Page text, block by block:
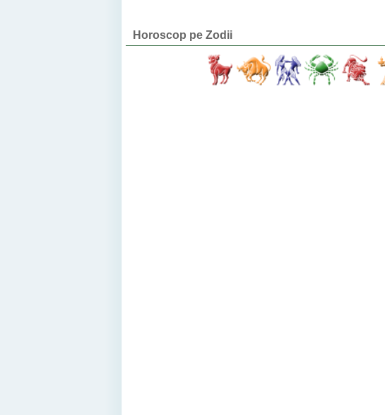
Horoscop pe Zodii